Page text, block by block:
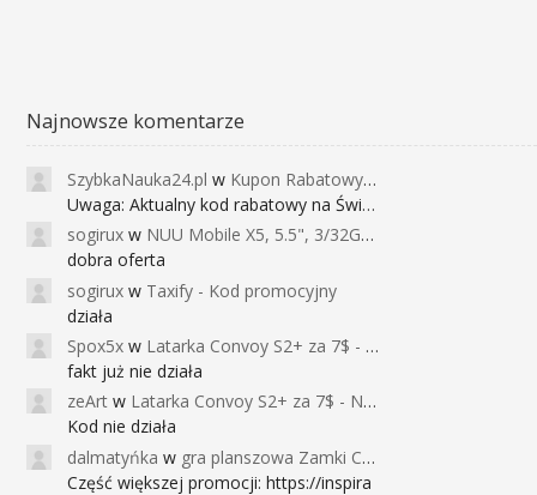
Najnowsze komentarze
SzybkaNauka24.pl w Kupon Rabatowy na Kurs Angielskiego dla Dzieci - FunEnglish
Uwaga: Aktualny kod rabatowy na Święta (
sogirux w NUU Mobile X5, 5.5", 3/32GB, czujnik linii papilarnych, 2950mAh, aparat 13MP za 267zł - Banggood
dobra oferta
sogirux w Taxify - Kod promocyjny
działa
Spox5x w Latarka Convoy S2+ za 7$ - Najniższa cena od 2017r
fakt już nie działa
zeArt w Latarka Convoy S2+ za 7$ - Najniższa cena od 2017r
Kod nie działa
dalmatyńka w gra planszowa Zamki Caladale za 39zł
Część większej promocji: https://inspira